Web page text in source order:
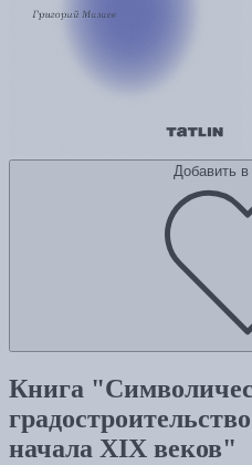
Добавить в
Книга
начала XIX веков"